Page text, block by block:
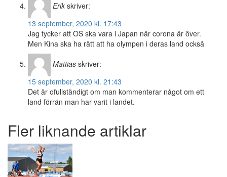
Erik skriver:
13 september, 2020 kl. 17:43
Jag tycker att OS ska vara i Japan när corona är över.
Men Kina ska ha rätt att ha olympen i deras land också
Mattias skriver:
15 september, 2020 kl. 21:43
Det är ofullständigt om man kommenterar något om ett
land förrän man har varit i landet.
Fler liknande artiklar